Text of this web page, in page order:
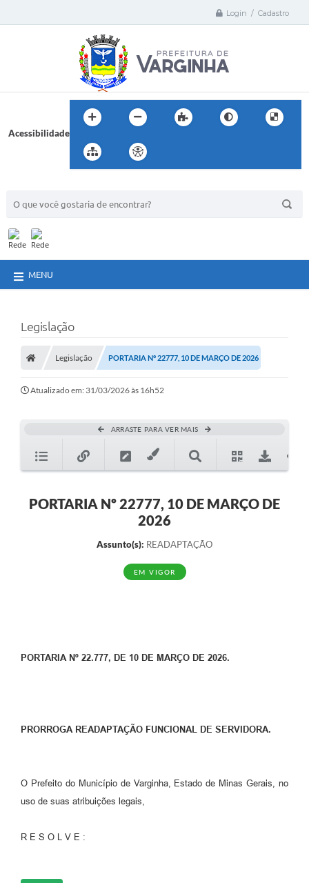
Login / Cadastro
Acessibilidade
MENU
Legislação
Legislação PORTARIA Nº 22777, 10 DE MARÇO DE 2026
Atualizado em: 31/03/2026 às 16h52
ARRASTE PARA VER MAIS
PORTARIA Nº 22777, 10 DE MARÇO DE
2026
Assunto(s): READAPTAÇÃO
EM VIGOR
PORTARIA Nº 22.777, DE 10 DE MARÇO DE 2026.
PRORROGA READAPTAÇÃO FUNCIONAL DE SERVIDORA.
O Prefeito do Município de Varginha, Estado de Minas Gerais, no
uso de suas atribuições legais,
R E S O L V E :